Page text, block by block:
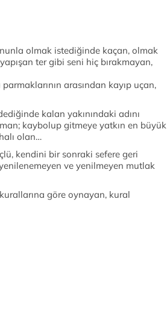
olmak istediğinde kaçan, olmak
ter gibi seni hiç bırakmayan,
arasından kayıp uçan,
kalan yakınındaki adını
kaybolup gitmeye yatkın en büyük
olan…
kendini bir sonraki sefere geri
ve yenilmeyen mutlak
göre oynayan, kural